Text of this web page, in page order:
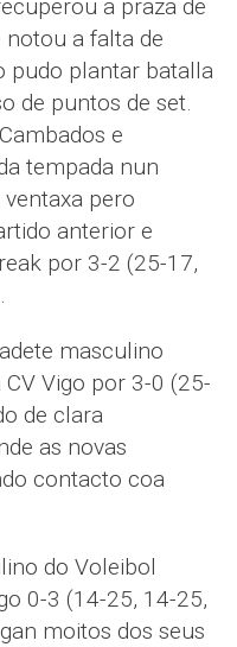
a praza de
a falta de
pudo plantar batalla
de puntos de set.
e
tempada nun
pero
anterior e
por 3-2 (25-17,
masculino
Vigo por 3-0 (25-
de clara
as novas
contacto coa
do Voleibol
0-3 (14-25, 14-25,
moitos dos seus